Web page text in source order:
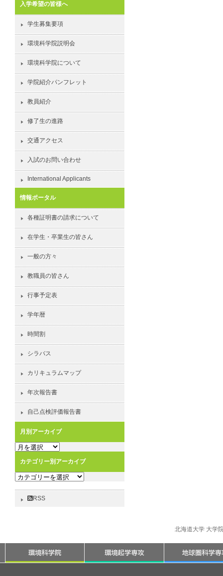
入学希望の皆様へ
学生募集要項
環境科学院説明会
環境科学院について
学院紹介パンフレット
教員紹介
修了生の進路
交通アクセス
入試のお問い合わせ
International Applicants
情報ポータル
各種証明書の請求について
在学生・卒業生の皆さん
一般の方々
教職員の皆さん
行事予定表
学年暦
時間割
シラバス
カリキュラムマップ
年次報告書
自己点検評価報告書
月別アーカイブ
月
ー
カ
イ
カテゴリー別アーカイブ
カ
ゴ
カ
RSS
北海道大学 大学